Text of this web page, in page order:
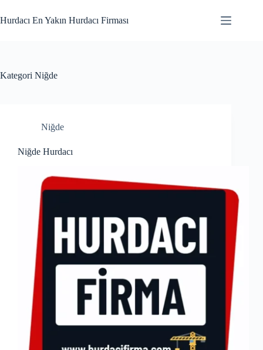
to
content
Hurdacı En Yakın Hurdacı Firması
Kategori Niğde
Niğde
Niğde Hurdacı